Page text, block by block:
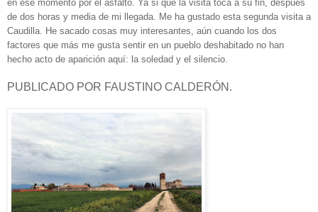
en ese momento por el asfalto. Ya si que la visita toca a su fin, después
de dos horas y media de mi llegada. Me ha gustado esta segunda visita a
Caudilla. He sacado cosas muy interesantes, aún cuando los dos
factores que más me gusta sentir en un pueblo deshabitado no han
hecho acto de aparición aquí: la soledad y el silencio.
PUBLICADO POR FAUSTINO CALDERÓN.